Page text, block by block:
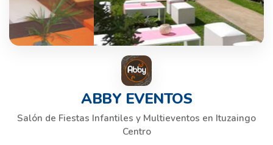
ABBY EVENTOS
Salón de Fiestas Infantiles y Multieventos en Ituzaingo
Centro